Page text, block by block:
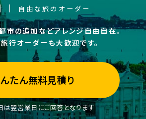
自由な旅のオーダー
市の追加などアレンジ自由自在。
行オーダーも大歓迎です。
たん無料見積り
は翌営業日にご回答となります